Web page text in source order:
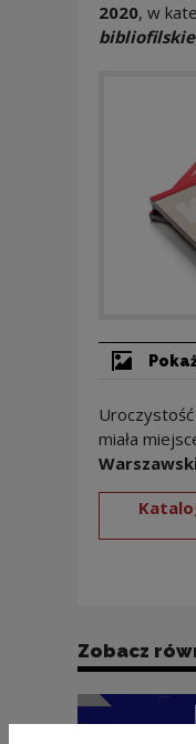
2020, w
miała
Zobacz